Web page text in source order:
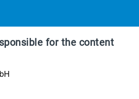
for the content